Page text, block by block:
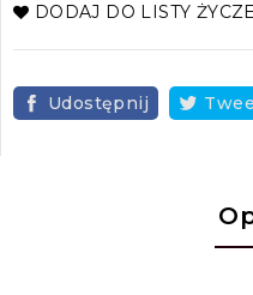
DODAJ DO LISTY
Udostępnij